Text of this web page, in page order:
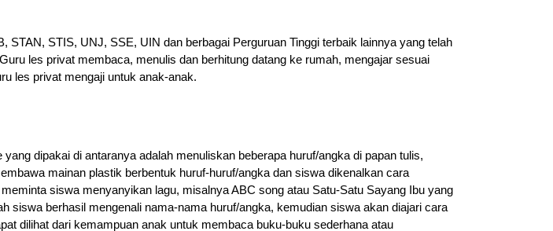
STAN, STIS, UNJ, SSE, UIN dan berbagai Perguruan Tinggi terbaik lainnya yang telah
les privat membaca, menulis dan berhitung datang ke rumah, mengajar sesuai
les privat mengaji untuk anak-anak.
dipakai di antaranya adalah menuliskan beberapa huruf/angka di papan tulis,
mainan plastik berbentuk huruf-huruf/angka dan siswa dikenalkan cara
siswa menyanyikan lagu, misalnya ABC song atau Satu-Satu Sayang Ibu yang
siswa berhasil mengenali nama-nama huruf/angka, kemudian siswa akan diajari cara
dilihat dari kemampuan anak untuk membaca buku-buku sederhana atau